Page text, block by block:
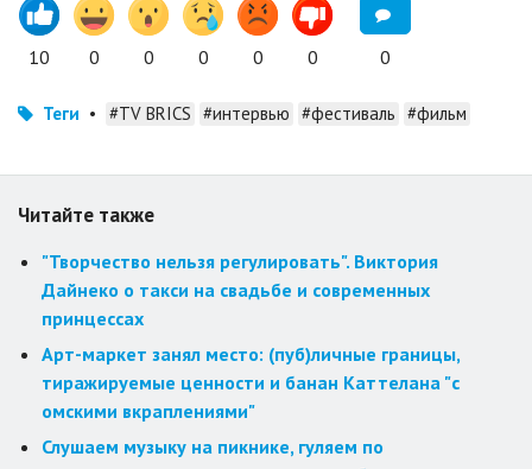
10 0 0 0 0 0 0
Теги • #TV BRICS #интервью #фестиваль #фильм
Читайте также
"Творчество нельзя регулировать". Виктория
Дайнеко о такси на свадьбе и современных
принцессах
Арт-маркет занял место: (пуб)личные границы,
тиражируемые ценности и банан Каттелана "с
омскими вкраплениями"
Слушаем музыку на пикнике, гуляем по